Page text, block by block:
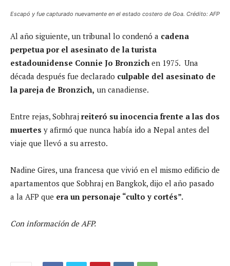
Escapó y fue capturado nuevamente en el estado costero de Goa. Crédito: AFP
Al año siguiente, un tribunal lo condenó a cadena
perpetua por el asesinato de la turista
estadounidense Connie Jo Bronzich en 1975. Una
década después fue declarado culpable del asesinato de
la pareja de Bronzich, un canadiense.
Entre rejas, Sobhraj reiteró su inocencia frente a las dos
muertes y afirmó que nunca había ido a Nepal antes del
viaje que llevó a su arresto.
Nadine Gires, una francesa que vivió en el mismo edificio de
apartamentos que Sobhraj en Bangkok, dijo el año pasado
a la AFP que era un personaje “culto y cortés”.
Con información de AFP.